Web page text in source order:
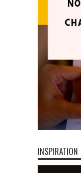
INSPIRATION